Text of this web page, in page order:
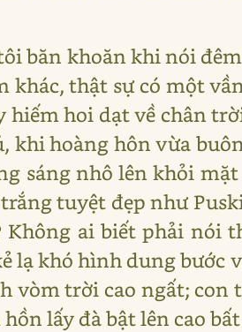
băn khoăn khi nói
khác, thật sự có một
hiếm hoi dạt về chân
khi hoàng hôn vừa
sáng nhô lên khỏi
tuyệt đẹp như
Không ai biết phải nói
lạ khó hình dung bước
vòm trời cao ngất;
lấy đà bật lên cao